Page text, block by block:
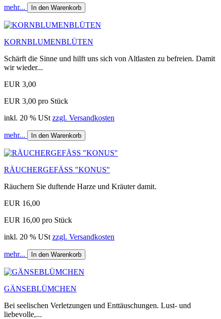
mehr... In den Warenkorb
KORNBLUMENBLÜTEN
Schärft die Sinne und hilft uns sich von Altlasten zu befreien. Damit
wir wieder...
EUR 3,00
EUR 3,00 pro Stück
inkl. 20 % USt zzgl. Versandkosten
mehr... In den Warenkorb
RÄUCHERGEFÄSS "KONUS"
Räuchern Sie duftende Harze und Kräuter damit.
EUR 16,00
EUR 16,00 pro Stück
inkl. 20 % USt zzgl. Versandkosten
mehr... In den Warenkorb
GÄNSEBLÜMCHEN
Bei seelischen Verletzungen und Enttäuschungen. Lust- und
liebevolle,...